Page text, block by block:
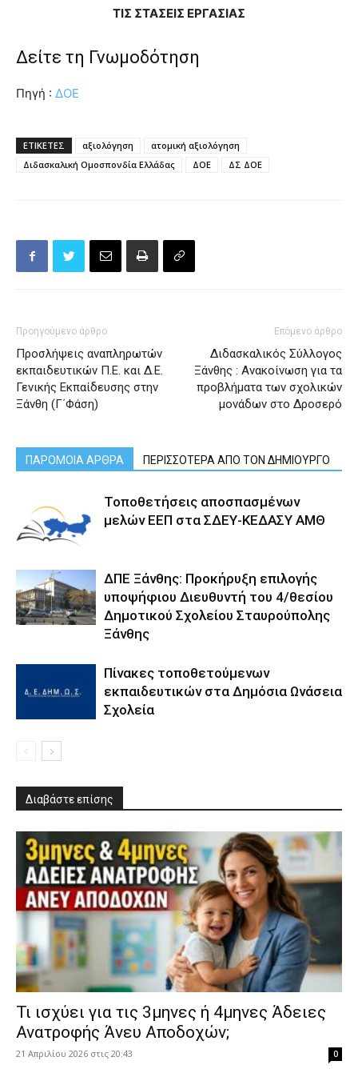
ΤΙΣ ΣΤΑΣΕΙΣ ΕΡΓΑΣΙΑΣ
Δείτε τη Γνωμοδότηση
Πηγή : ΔΟΕ
ΕΤΙΚΕΤΕΣ αξιολόγηση
ατομική αξιολόγηση
Διδασκαλική Ομοσπονδία Ελλάδας
ΔΟΕ ΔΣ ΔΟΕ
Προηγούμενο άρθρο
Προσλήψεις αναπληρωτών
εκπαιδευτικών Π.Ε. και Δ.Ε.
Γενικής Εκπαίδευσης στην
Ξάνθη (Γ΄Φάση)
Επόμενο άρθρο
Διδασκαλικός Σύλλογος
Ξάνθης : Ανακοίνωση για τα
προβλήματα των σχολικών
μονάδων στο Δροσερό
ΠΑΡΟΜΟΙΑ ΑΡΘΡΑ ΠΕΡΙΣΣΟΤΕΡΑ ΑΠΟ ΤΟΝ ΔΗΜΙΟΥΡΓΟ
Τοποθετήσεις αποσπασμένων
μελών ΕΕΠ στα ΣΔΕΥ-ΚΕΔΑΣΥ ΑΜΘ
ΔΠΕ Ξάνθης: Προκήρυξη επιλογής
υποψήφιου Διευθυντή του 4/θεσίου
Δημοτικού Σχολείου Σταυρούπολης
Ξάνθης
Πίνακες τοποθετούμενων
εκπαιδευτικών στα Δημόσια Ωνάσεια
Σχολεία
Διαβάστε επίσης
​Τι ισχύει για τις 3μηνες ή 4μηνες Άδειες
Ανατροφής Άνευ Αποδοχών;
21 Απριλίου 2026 στις 20:43 0